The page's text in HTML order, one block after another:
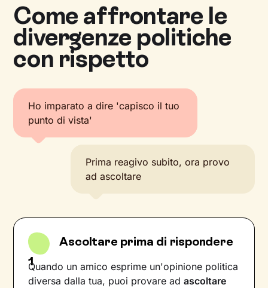
Come affrontare le
divergenze politiche
con rispetto
Ho imparato a dire 'capisco il tuo
punto di vista'
Prima reagivo subito, ora provo
ad ascoltare
1
Ascoltare prima di rispondere
Quando un amico esprime un'opinione politica
diversa dalla tua, puoi provare adascoltare